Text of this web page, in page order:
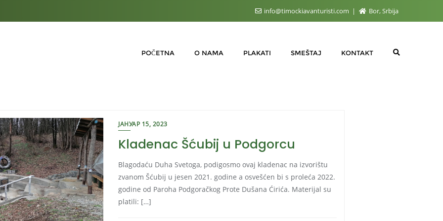
info@timockiavanturisti.com Bor, Srbija
POČETNA O NAMA PLAKATI SMEŠTAJ KONTAKT
ЈАНУАР 15, 2023
Kladenac Šćubij u Podgorcu
Blagodaću Duha Svetoga, podigosmo ovaj kladenac na izvorištu
zvanom Šćubij u jesen 2021. godine a osvešćen bi s proleća 2022.
godine od Paroha Podgoračkog Prote Dušana Ćirića. Materijal su
platili: […]